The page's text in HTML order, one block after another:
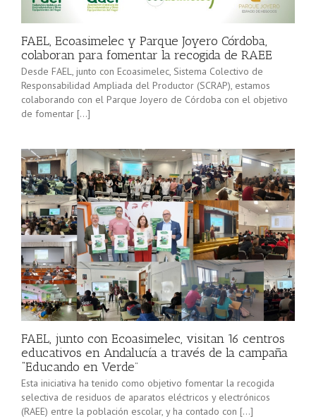
minorista”
(convocatoria
2025), pone
en marcha a
Sevilla junto
[…]
FAEL, Ecoasimelec y Parque Joyero Córdoba,
colaboran para fomentar la recogida de RAEE
Desde FAEL, junto con Ecoasimelec, Sistema Colectivo de
Responsabilidad Ampliada del Productor (SCRAP), estamos
colaborando con el Parque Joyero de Córdoba con el objetivo
de fomentar […]
FAEL, junto con Ecoasimelec, visitan 16 centros
educativos en Andalucía a través de la campaña
“Educando en Verde”
Esta iniciativa ha tenido como objetivo fomentar la recogida
selectiva de residuos de aparatos eléctricos y electrónicos
(RAEE) entre la población escolar, y ha contado con […]